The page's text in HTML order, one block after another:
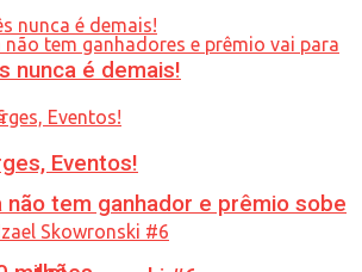
não tem ganhador e prêmio sobe
nunca é demais!
Eventos!